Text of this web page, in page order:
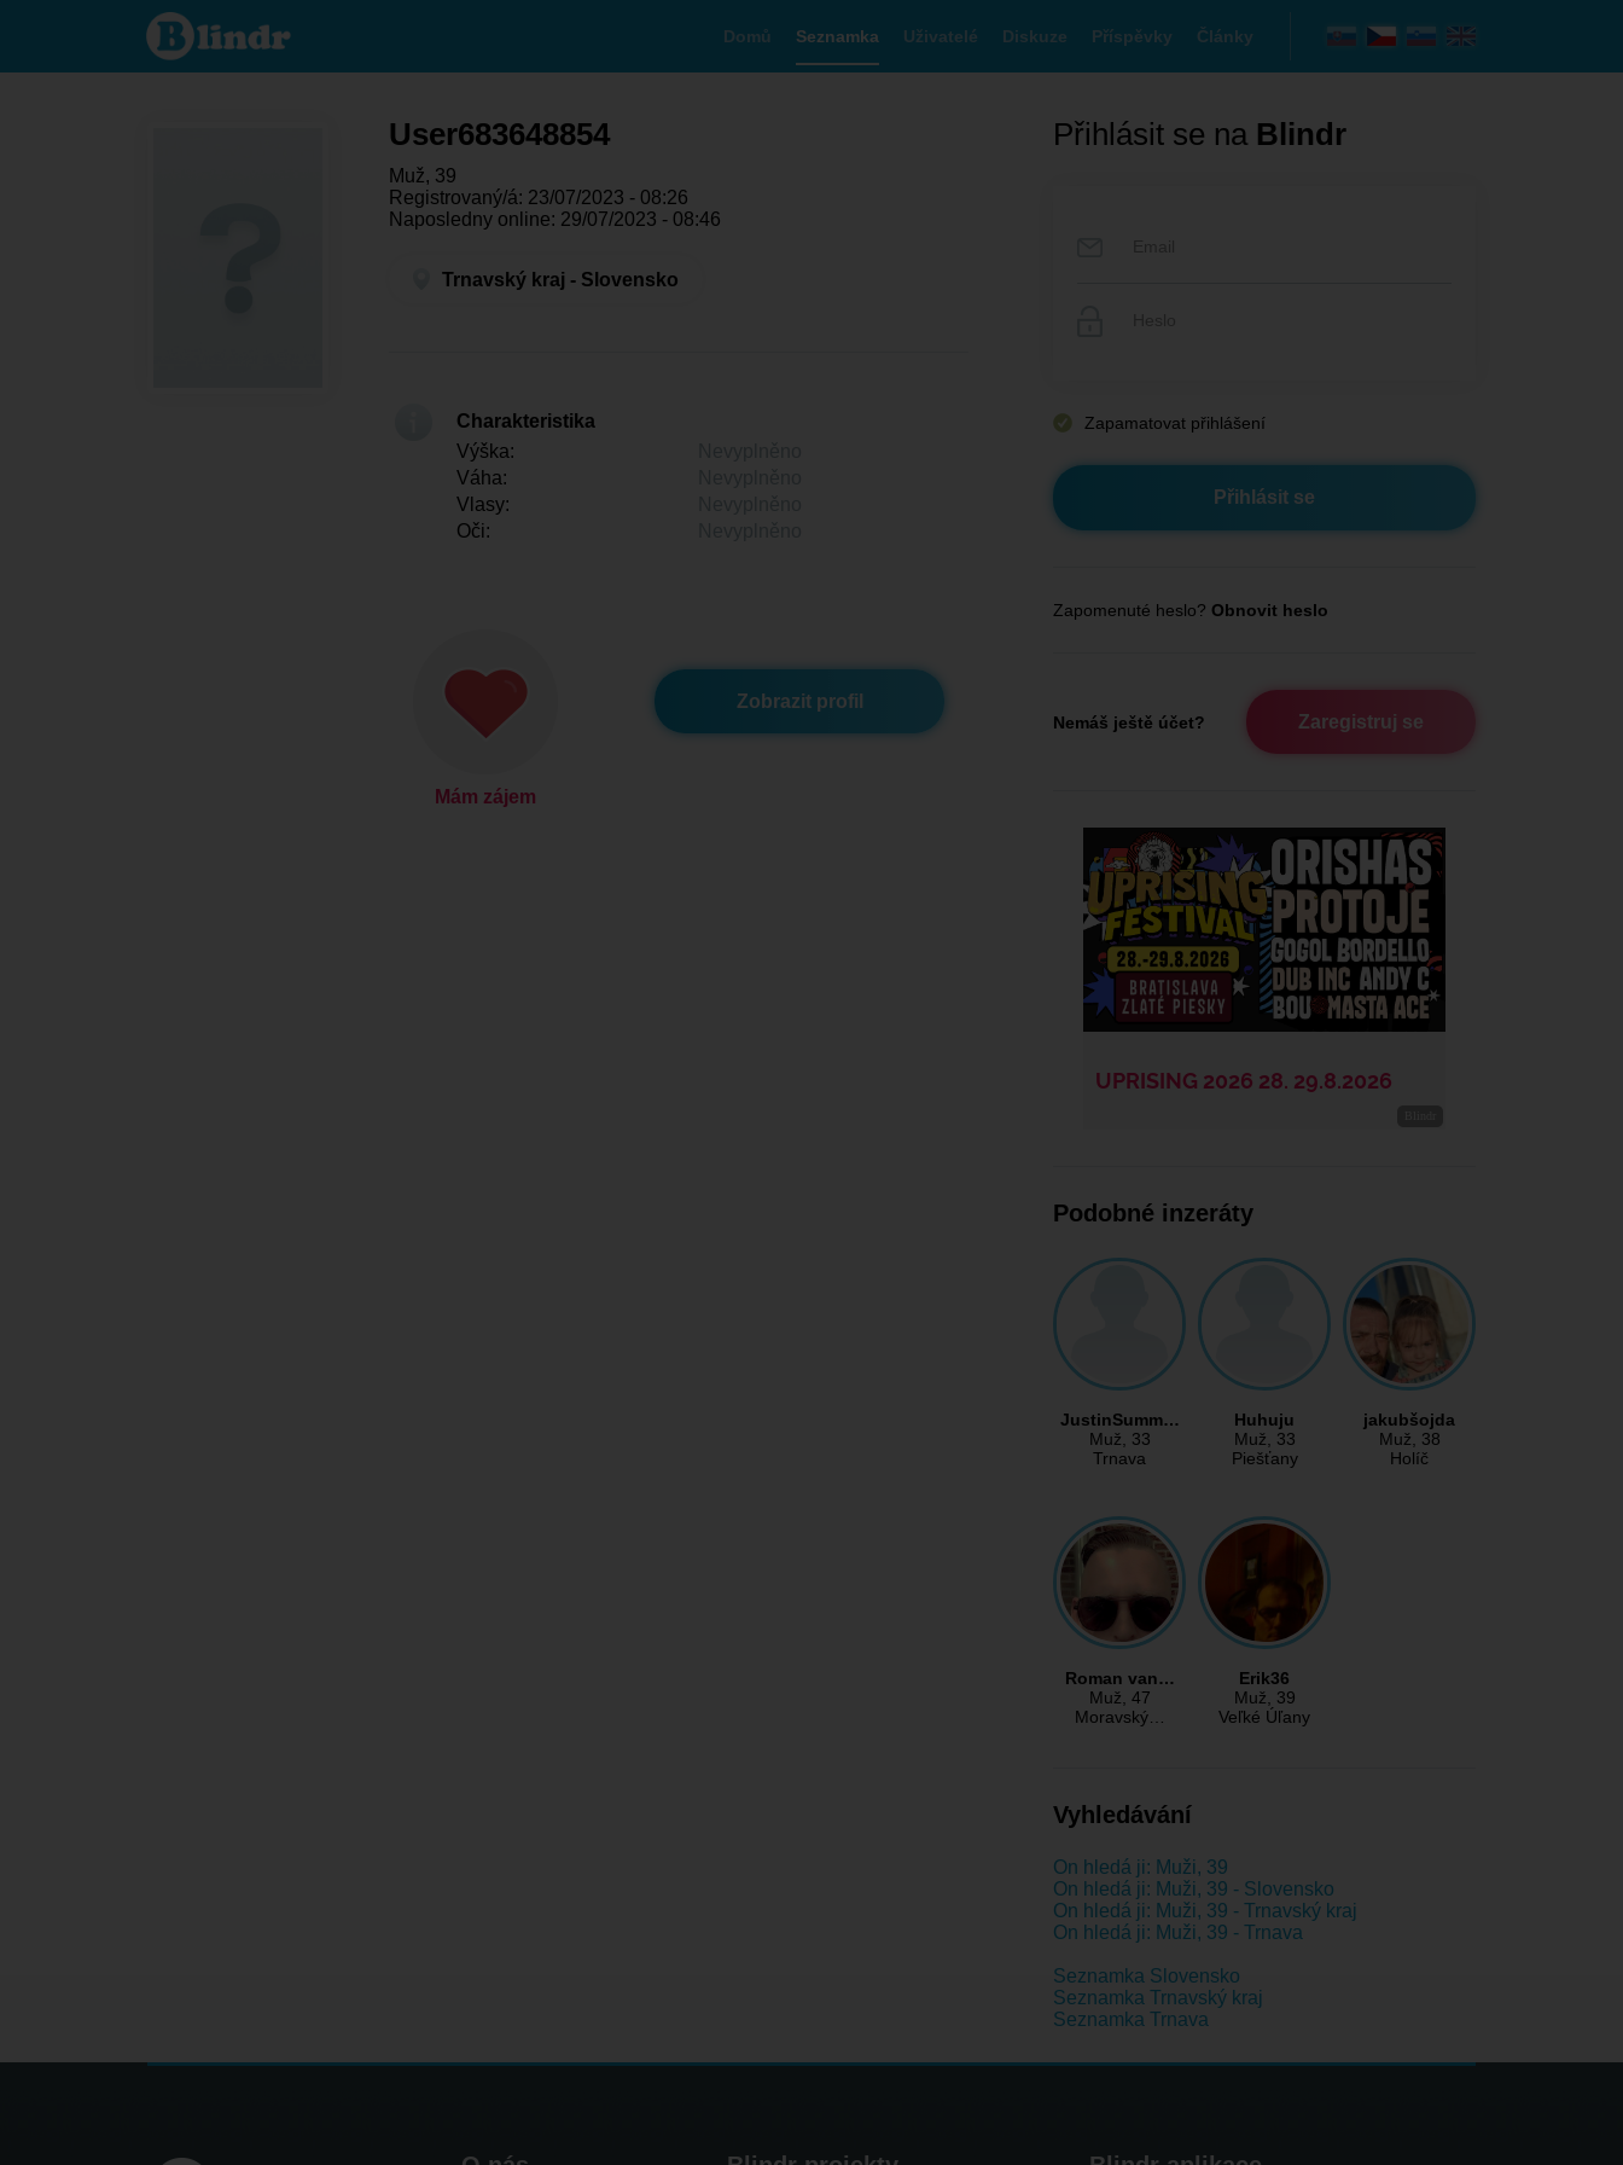
User683648854
- On hledá
někoho
Domů Seznamka Uživatelé Diskuze Příspěvky Články
User683648854
Muž, 39
Registrovaný/á: 23/07/2023 - 08:26
Naposledny online: 29/07/2023 - 08:46
Trnavský kraj - Slovensko
Charakteristika
Výška:
Váha:
Vlasy:
Oči:
Mám zájem
Zobrazit profil
Přihlásit se na Blindr
Zapamatovat přihlášení
Zapomenuté heslo? Obnovit heslo
Nemáš ještě účet? Zaregistruj se
Podobné inzeráty
JustinSumm…
Muž, 33
Trnava
Huhuju
Muž, 33
Piešťany
jakubšojda
Muž, 38
Holíč
Roman van…
Muž, 47
Moravský…
Erik36
Muž, 39
Veľké Úľany
Vyhledávání
On hledá ji: Muži, 39
On hledá ji: Muži, 39 - Slovensko
On hledá ji: Muži, 39 - Trnavský kraj
On hledá ji: Muži, 39 - Trnava
Seznamka Slovensko
Seznamka Trnavský kraj
Seznamka Trnava